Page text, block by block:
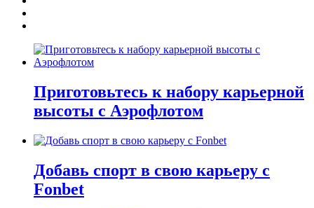
Приготовьтесь к набору карьерной
высоты с Аэрофлотом
Добавь спорт в свою карьеру с
Fonbet